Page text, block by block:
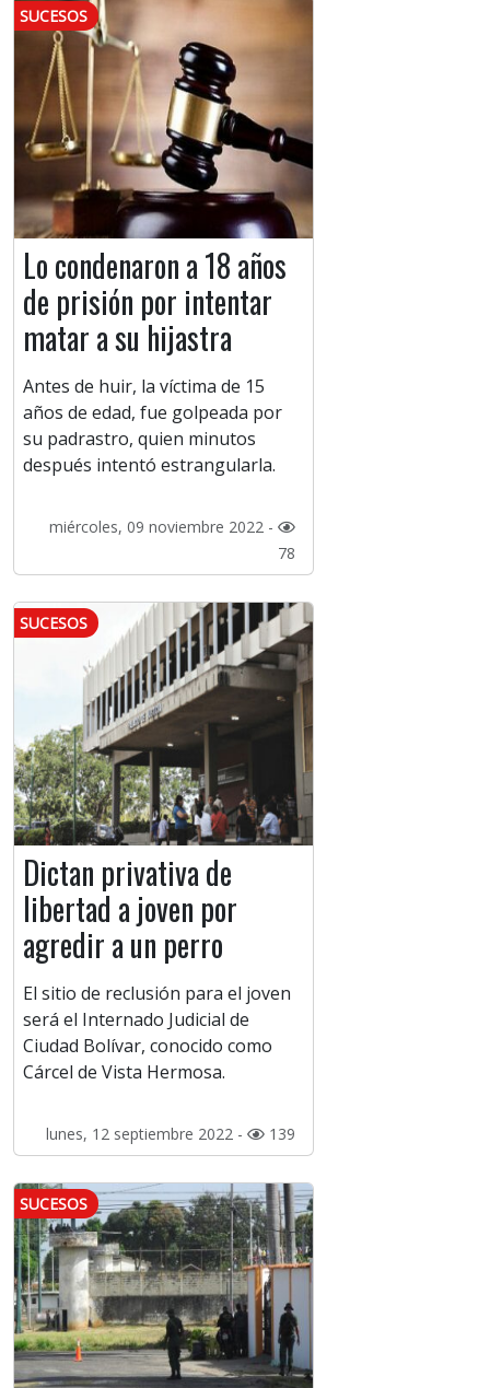
SUCESOS
Lo condenaron a 18 años
de prisión por intentar
matar a su hijastra
Antes de huir, la víctima de 15
años de edad, fue golpeada por
su padrastro, quien minutos
después intentó estrangularla.
miércoles, 09 noviembre 2022 -
78
SUCESOS
Dictan privativa de
libertad a joven por
agredir a un perro
El sitio de reclusión para el joven
será el Internado Judicial de
Ciudad Bolívar, conocido como
Cárcel de Vista Hermosa.
lunes, 12 septiembre 2022 - 139
SUCESOS